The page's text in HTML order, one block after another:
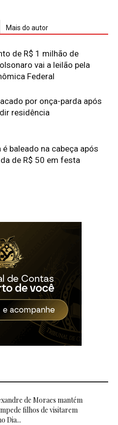
Mais do autor
de R$ 1 milhão de
vai a leilão pela
Federal
por onça-parda após
residência
é baleado na cabeça após
de R$ 50 em festa
de Moraes mantém
filhos de visitarem
Dia...